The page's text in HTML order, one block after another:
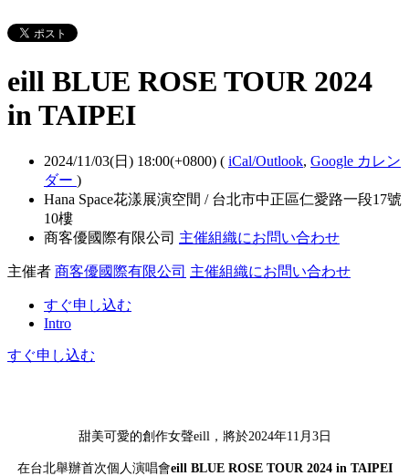
eill BLUE ROSE TOUR 2024
in TAIPEI
2024/11/03(日) 18:00(+0800) ( iCal/Outlook, Google カレン
ダー )
Hana Space花漾展演空間 / 台北市中正區仁愛路一段17號
10樓
商客優國際有限公司 主催組織にお問い合わせ
主催者 商客優國際有限公司 主催組織にお問い合わせ
すぐ申し込む
Intro
すぐ申し込む
甜美可愛的創作女聲eill，將於2024年11月3日
在台北舉辦首次個人演唱會eill BLUE ROSE TOUR 2024 in TAIPEI